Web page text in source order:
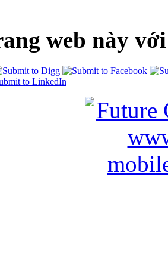
web này